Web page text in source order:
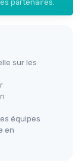
partenaires.
sur les
équipes
en